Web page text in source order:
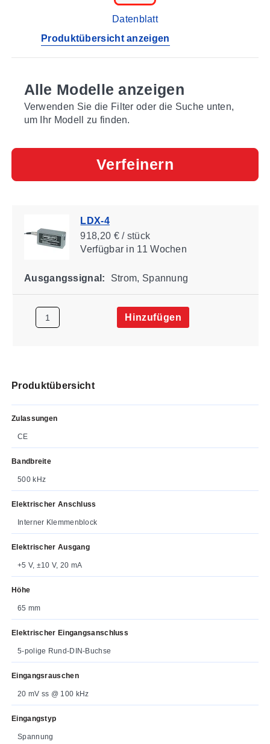
Produktübersicht anzeigen
Datenblatt
Alle Modelle anzeigen
Verwenden Sie die Filter oder die Suche unten,
um Ihr Modell zu finden.
Verfeinern
LDX-4
918,20 € / stück
Verfügbarin 11 Wochen
Ausgangssignal: Strom, Spannung
Hinzufügen
Produktübersicht
Zulassungen
CE
Bandbreite
500 kHz
Elektrischer Anschluss
Interner Klemmenblock
Elektrischer Ausgang
+5 V, ±10 V, 20 mA
Höhe
65 mm
Elektrischer Eingangsanschluss
5-polige Rund-DIN-Buchse
Eingangsrauschen
20 mV ss @ 100 kHz
Eingangstyp
Spannung